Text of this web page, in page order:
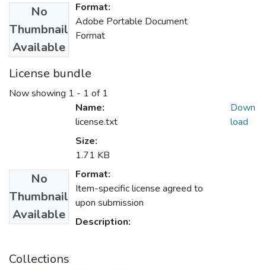
No
Thumbnail
Available
Format:
Adobe Portable Document
Format
License bundle
Now showing 1 - 1 of 1
No
Thumbnail
Available
Name:
license.txt
Size:
1.71 KB
Format:
Item-specific license agreed to
upon submission
Description:
Down
load
Collections